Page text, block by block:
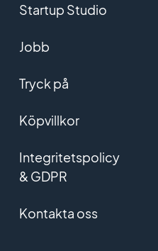
Startup Studio
Jobb
Tryck på
Köpvillkor
Integritetspolicy
& GDPR
Kontakta oss